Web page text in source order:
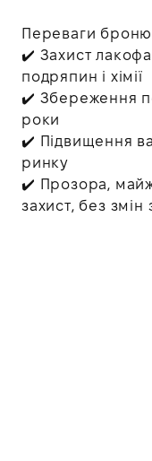
Переваги
✔️ Захист
подряпин і хімії
✔️ Збереження
роки
✔️ Підвищення
ринку
✔️ Прозора,
захист, без змін